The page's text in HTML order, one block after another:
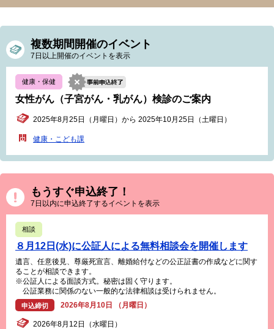
複数期間開催のイベント
7日以上開催のイベントを表示
健康・保健
女性がん（子宮がん・乳がん）検診のご案内
2025年8月25日（月曜日）から 2025年10月25日（土曜日）
健康・こども課
もうすぐ申込終了！
7日以内に申込終了するイベントを表示
相談
８月12日(水)に公証人による無料相談会を開催します
遺言、任意後見、尊厳死宣言、離婚給付などの公正証書の作成などに関す
ることが相談できます。
※公証人による面談方式。秘密は固く守ります。
公証業務に関係のない一般的な法律相談は受けられません。
申込締切 2026年8月10日 （月曜日）
2026年8月12日（水曜日）